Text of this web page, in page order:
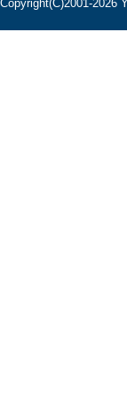
Copyright(C)2001‐2026